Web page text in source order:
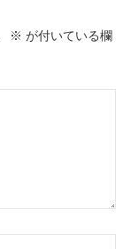
※ が付いている欄